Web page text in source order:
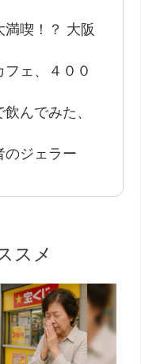
満喫！？ 大阪
ェ、４００
んでみた、
のジェラー
スメ